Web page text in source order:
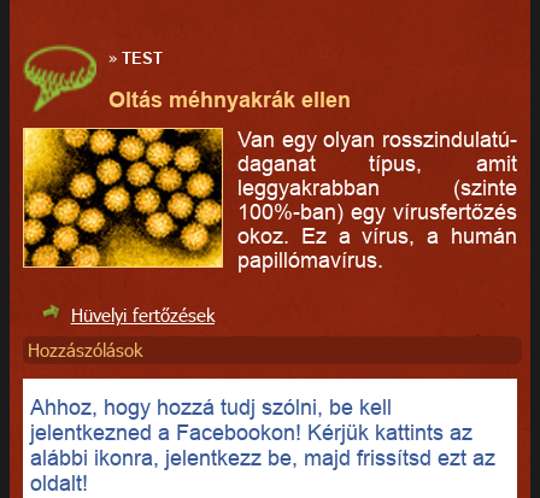
»TEST
Oltás méhnyakrák ellen
Van egy olyan rosszindulatú-
daganat típus, amit
leggyakrabban (szinte
100%-ban) egy vírusfertőzés
okoz. Ez a vírus, a humán
papillómavírus.
Hüvelyi fertőzések
Hozzászólások
Ahhoz, hogy hozzá tudj szólni, be kell
jelentkezned a Facebookon! Kérjük kattints az
alábbi ikonra, jelentkezz be, majd frissítsd ezt az
oldalt!